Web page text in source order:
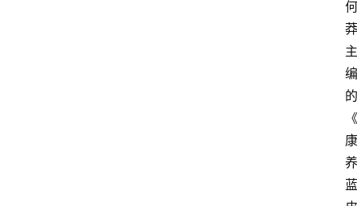
何
莽
主
编
的
《
康
养
蓝